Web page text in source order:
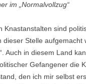
im „Normalvollzug“
Knastanstalten sind
dieser Stelle aufgemacht
Auch in diesem Land
Gefangener die
den ich mir selbst